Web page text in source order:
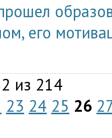
его
из 214
23 24 25 26